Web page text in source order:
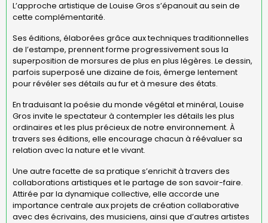
L’approche artistique de Louise Gros s’épanouit au sein de
cette complémentarité.
Ses éditions, élaborées grâce aux techniques traditionnelles
de l’estampe, prennent forme progressivement sous la
superposition de morsures de plus en plus légères. Le dessin,
parfois superposé une dizaine de fois, émerge lentement
pour révéler ses détails au fur et à mesure des états.
En traduisant la poésie du monde végétal et minéral, Louise
Gros invite le spectateur à contempler les détails les plus
ordinaires et les plus précieux de notre environnement. À
travers ses éditions, elle encourage chacun à réévaluer sa
relation avec la nature et le vivant.
Une autre facette de sa pratique s’enrichit à travers des
collaborations artistiques et le partage de son savoir-faire.
Attirée par la dynamique collective, elle accorde une
importance centrale aux projets de création collaborative
avec des écrivains, des musiciens, ainsi que d’autres artistes